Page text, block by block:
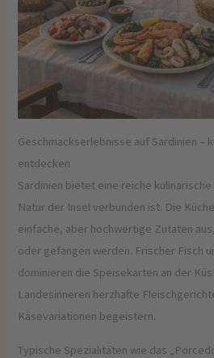
Geschmackserlebnisse auf Sardinien –
entdecken
Sardinien bietet eine reiche
Natur der Insel verbunden ist. Die
einfache, aber hochwertige Zutaten
oder gefangen werden. Frischer Fisch
dominieren die Speisekarten an der
Landesinneren herzhafte
Käsevariationen begeistern.
Typische Spezialitäten wie das